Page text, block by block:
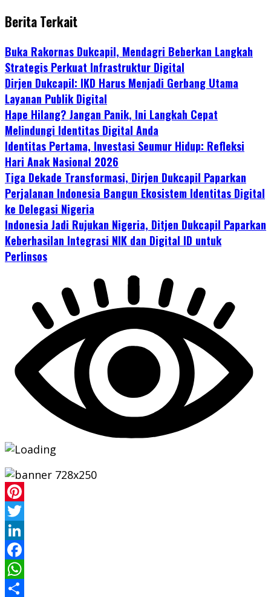
Berita Terkait
Buka Rakornas Dukcapil, Mendagri Beberkan Langkah
Strategis Perkuat Infrastruktur Digital
Dirjen Dukcapil: IKD Harus Menjadi Gerbang Utama
Layanan Publik Digital
Hape Hilang? Jangan Panik, Ini Langkah Cepat
Melindungi Identitas Digital Anda
Identitas Pertama, Investasi Seumur Hidup: Refleksi
Hari Anak Nasional 2026
Tiga Dekade Transformasi, Dirjen Dukcapil Paparkan
Perjalanan Indonesia Bangun Ekosistem Identitas Digital
ke Delegasi Nigeria
Indonesia Jadi Rujukan Nigeria, Ditjen Dukcapil Paparkan
Keberhasilan Integrasi NIK dan Digital ID untuk
Perlinsos
Pinterest
Twitter
LinkedIn
Facebook
WhatsApp